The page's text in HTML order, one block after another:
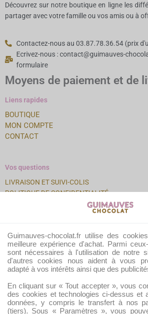
Découvrez sur notre boutique en ligne les
partager avec votre famille ou vos amis ou à
Contactez-nous au 03.87.78.36.54 (prix
Ecrivez-nous : contact@guimauves-
formulaire
Moyens de paiement et de
Liens rapides
BOUTIQUE
MON COMPTE
CONTACT
Vos questions
LIVRAISON ET SUIVI-COLIS
POLITIQUE DE CONFIDENTIALITÉ
POLITIQUE DE RETOUR
B2B – OFFRE POUR LES PROS
CB, Visa
Guimauves-chocolat.fr utilise des
meilleure expérience d'achat. Parmi
sont nécessaires à l'utilisation de notre
d'autres cookies nous aident à vous
adapté à vos intérêts ainsi que des
En cliquant sur « Tout accepter », vous
des cookies et technologies ci-dessus et
données, y compris le transfert à nos
(tiers). Sous « Paramètres », vous